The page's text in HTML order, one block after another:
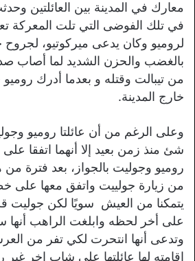
معارك في المدينة بين العائلتين
في تلك الفوضى التي تلت
لروميو وكان يدعى ميركوتيو،
بالغضب والحزن الشديد لما أصاب
من تيبالت وقتله و بعدما أدرك
خارج المدينة.
وعلى الرغم من أن عائلتا روميو
شئ منذ زمن بعيد إلا أنهما اتفقا
روميو وجوليت بالجواز، بعد فترة
من زيارة جولييت واتفق معها على
يتمكنا من العيش سويًا لكن جوليت
على أخر لحظه وابلغت الراهب أنها
وتدعى أنها انتحرت لكي تفر من
اقامته لها عائلتها على شاب اخر غير